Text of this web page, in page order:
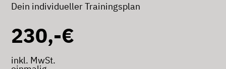
Dein individueller Trainingsplan
230,-€
inkl. MwSt.